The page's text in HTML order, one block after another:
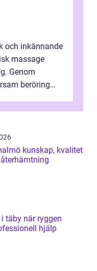
och inkännande
massage
Genom
beröring
kvalitet
ryggen
hjälp